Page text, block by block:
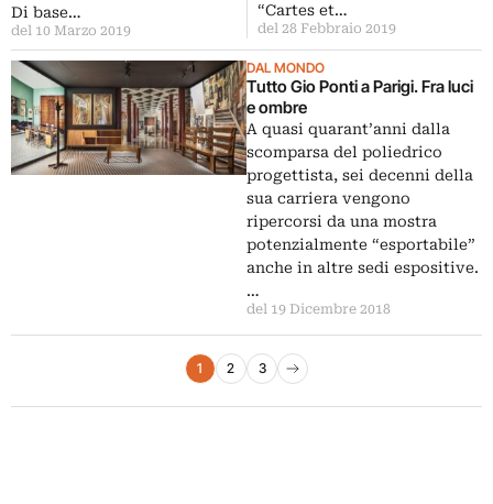
Di base…
del 10 Marzo 2019
“Cartes et…
del 28 Febbraio 2019
DAL MONDO
Tutto Gio Ponti a Parigi. Fra luci
e ombre
A quasi quarant’anni dalla
scomparsa del poliedrico
progettista, sei decenni della
sua carriera vengono
ripercorsi da una mostra
potenzialmente “esportabile”
anche in altre sedi espositive.
…
del 19 Dicembre 2018
Paginazione degli articoli
1 2 3
Pagina successiva